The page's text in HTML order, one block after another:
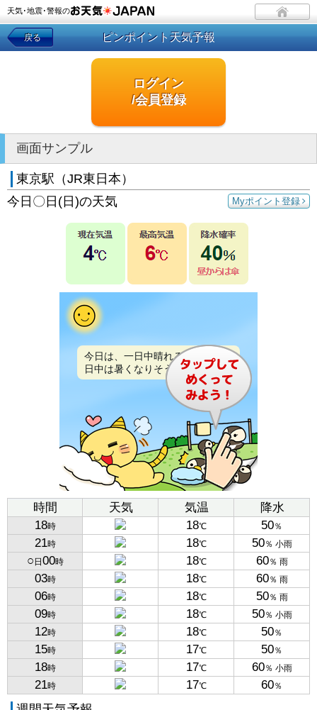
天気･地震･警報の
戻る ピンポイント天気予報
ログイン
/会員登録
画面サンプル
東京駅（JR東日本）
Myポイント登録
今日〇日(日)の天気
今日は、一日中晴れるでしょう。
日中は暑くなりそうです。
時間 天気 気温
降水
18時 18℃ 50％
21時 18℃ 50％ 小雨
○ 日 00時 18℃ 60％ 雨
03時 18℃ 60％ 雨
06時 18℃ 50％ 雨
09時 18℃ 50％ 小雨
12時 18℃ 50％
15時 17℃ 50％
18時 17℃ 60％ 小雨
21時 17℃ 60％